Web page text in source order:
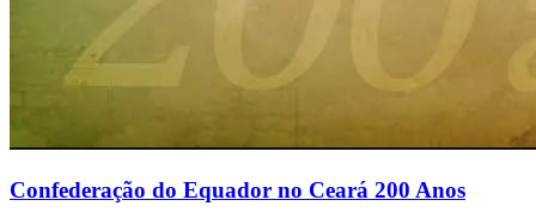
Confederação do Equador no Ceará 200 Anos